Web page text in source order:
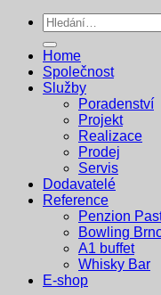
Hledat:
Home
Společnost
Služby
Poradenství
Projekt
Realizace
Prodej
Servis
Dodavatelé
Reference
Penzion
Bowling
A1 buffet
Whisky Bar
E-shop